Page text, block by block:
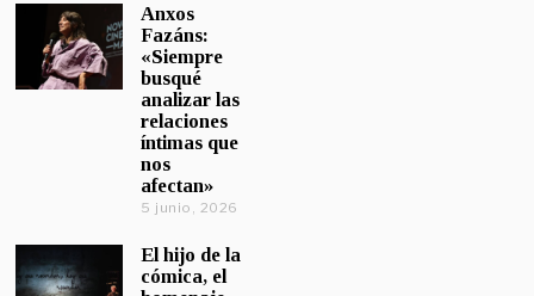
Anxos
Fazáns:
«Siempre
busqué
analizar las
relaciones
íntimas que
nos
afectan»
5 junio, 2026
El hijo de la
cómica, el